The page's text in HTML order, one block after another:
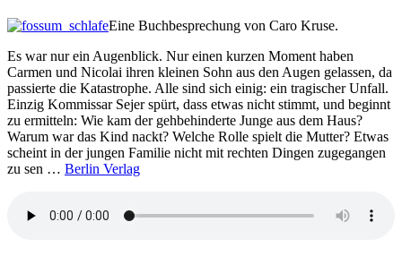
Eine Buchbesprechung von Caro Kruse.
Es war nur ein Augenblick. Nur einen kurzen Moment haben
Carmen und Nicolai ihren kleinen Sohn aus den Augen gelassen, da
passierte die Katastrophe. Alle sind sich einig: ein tragischer Unfall.
Einzig Kommissar Sejer spürt, dass etwas nicht stimmt, und beginnt
zu ermitteln: Wie kam der gehbehinderte Junge aus dem Haus?
Warum war das Kind nackt? Welche Rolle spielt die Mutter? Etwas
scheint in der jungen Familie nicht mit rechten Dingen zugegangen
zu sen … Berlin Verlag